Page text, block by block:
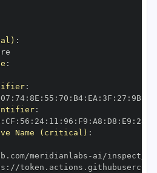
:
:
:
07 : 74: 8E : 55 : 70 : B4: EA : 3F : 27 : 9B:
:
: CF : 56 : 24: 11 : 96 : F9 : A8 : D8 : E9 : 28
Name (critical) :
meridianlabs -
: